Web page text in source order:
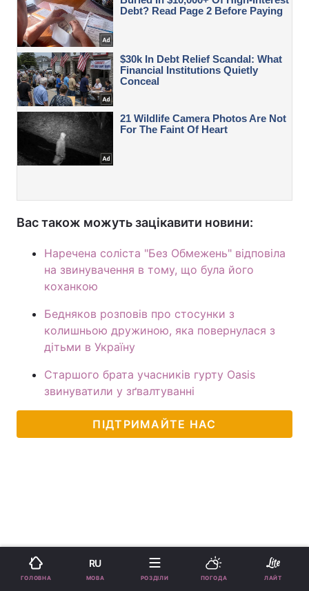
Вас також можуть зацікавити новини:
Наречена соліста "Без Обмежень" відповіла
на звинувачення в тому, що була його
коханкою
Бедняков розповів про стосунки з
колишньою дружиною, яка повернулася з
дітьми в Україну
Старшого брата учасників гурту Oasis
звинуватили у зґвалтуванні
ПІДТРИМАЙТЕ НАС
ГОЛОВНА
RU
МОВА РОЗДІЛИ ПОГОДА ЛАЙТ